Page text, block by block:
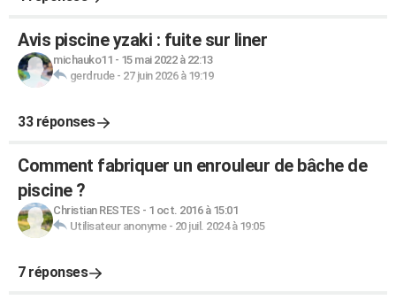
Avis piscine yzaki : fuite sur liner
michauko11 - 15 mai 2022 à 22:13
gerdrude- 27 juin 2026 à 19:19
33 réponses
Comment fabriquer un enrouleur de bâche de
piscine ?
Christian RESTES - 1 oct. 2016 à 15:01
Utilisateur anonyme- 20 juil. 2024 à 19:05
7 réponses